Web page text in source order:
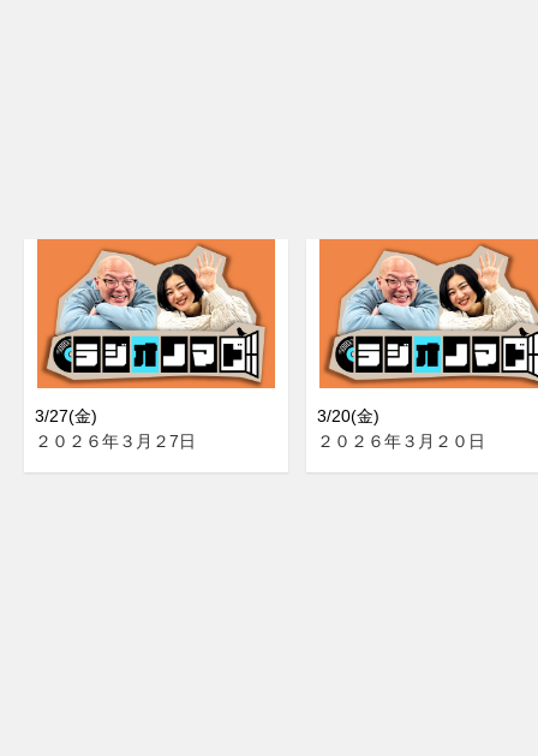
3/27(金)
２０２６年３月２7日
3/20(金)
２０２６年３月２０日